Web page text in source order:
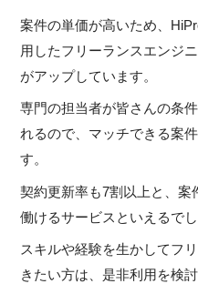
案件の単価が高いため、
用したフリーランスエンジ
がアップしています。
専門の担当者が皆さんの条
れるので、マッチできる案
す。
契約更新率も7割以上と、案
働けるサービスといえるでし
スキルや経験を生かしてフ
きたい方は、是非利用を検